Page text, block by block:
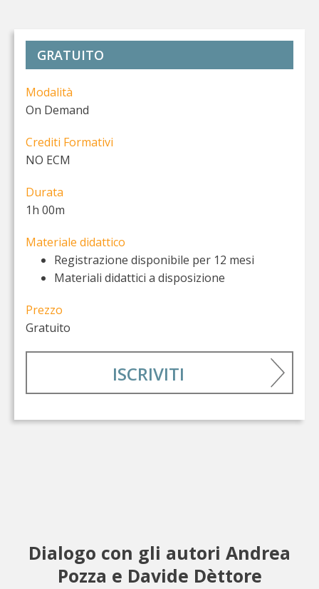
GRATUITO
Modalità
On Demand
Crediti Formativi
NO ECM
Durata
1h 00m
Materiale didattico
Registrazione disponibile per 12 mesi
Materiali didattici a disposizione
Prezzo
Gratuito
ISCRIVITI
Dialogo con gli autori Andrea
Pozza e Davide Dèttore